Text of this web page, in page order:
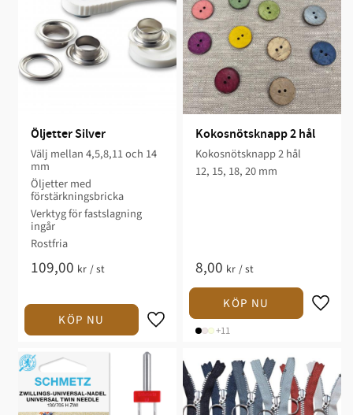
Öljetter Silver
Välj mellan 4,5,8,11 och 14
mm
Öljetter med
förstärkningsbricka
Verktyg för fastslagning
ingår
Rostfria
109,00 kr /st
Kokosnötsknapp 2 hål
Kokosnötsknapp 2 hål
12, 15, 18, 20 mm
8,00 kr /st
+11